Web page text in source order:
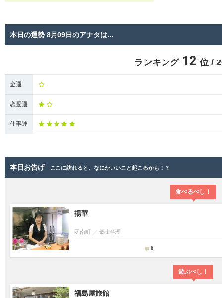
本日の運勢 8月09日のアナタは…
ランキング 12 位 /
金運
恋愛運
仕事運
本日お告げ ここに訪れると、なにかいいこと起こるかも！？
食べるべし！
揚華
函南町 郷土料理
6
遊ぶべし！
福島屋旅館